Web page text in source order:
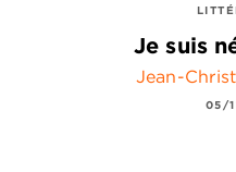
Je suis
Jean-
05/